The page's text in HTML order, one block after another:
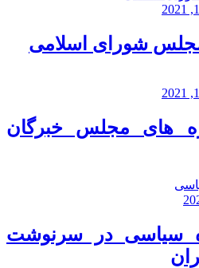
شورای اسلامی
های مجلس خبرگان
سیاسی در سرنوشت